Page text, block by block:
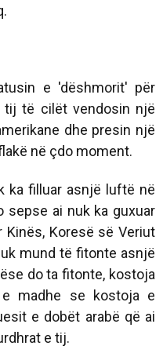
e 'dëshmorit' për
tij të cilët vendosin një
dhe presin një
në çdo moment.
ka filluar asnjë luftë në
sepse ai nuk ka guxuar
Koresë së Veriut
mund të fitonte asnjë
do ta fitonte, kostoja
madhe se kostoja e
e dobët arabë që ai
e tij.